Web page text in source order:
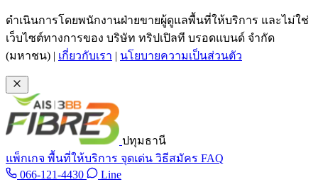
ข้ามไปเนื้อหาหลัก
ดำเนินการโดยพนักงานฝ่ายขายผู้ดูแลพื้นที่ให้บริการ และไม่ใช่
เว็บไซต์ทางการของ บริษัท ทริปเปิลที บรอดแบนด์ จำกัด
(มหาชน) | เกี่ยวกับเรา | นโยบายความเป็นส่วนตัว
ปทุมธานี
แพ็กเกจ พื้นที่ให้บริการ จุดเด่น วิธีสมัคร FAQ
066-121-4430 โทร 066-121-4430
LineLine @tan3bb